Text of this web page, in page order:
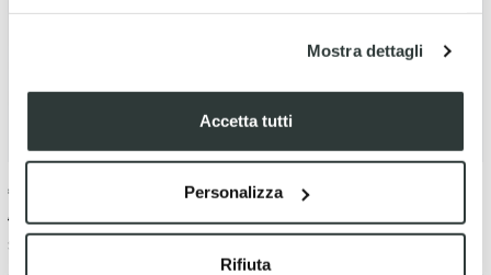
Mostra dettagli
Accetta tutti
Personalizza
Rifiuta
€
€ 10.00
Set tappi accensione
€ 35.00
€ 40.00
modello basso miniquad/pit